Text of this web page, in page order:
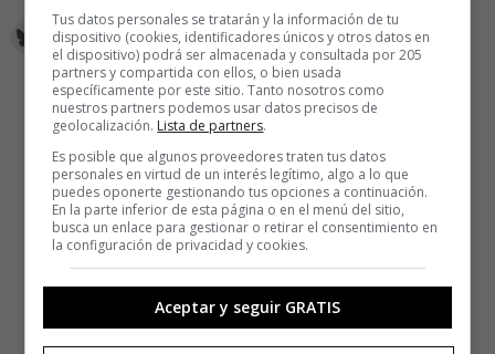
Tus datos personales se tratarán y la información de tu
dispositivo (cookies, identificadores únicos y otros datos en
el dispositivo) podrá ser almacenada y consultada por 205
partners y compartida con ellos, o bien usada
específicamente por este sitio. Tanto nosotros como
nuestros partners podemos usar datos precisos de
geolocalización. Lista de partners.
Es posible que algunos proveedores traten tus datos
personales en virtud de un interés legítimo, algo a lo que
puedes oponerte gestionando tus opciones a continuación.
En la parte inferior de esta página o en el menú del sitio,
busca un enlace para gestionar o retirar el consentimiento en
la configuración de privacidad y cookies.
Aceptar y seguir GRATIS